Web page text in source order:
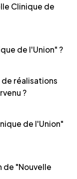
Clinique de
de l'Union" ?
de réalisations
?
de l'Union"
de "Nouvelle